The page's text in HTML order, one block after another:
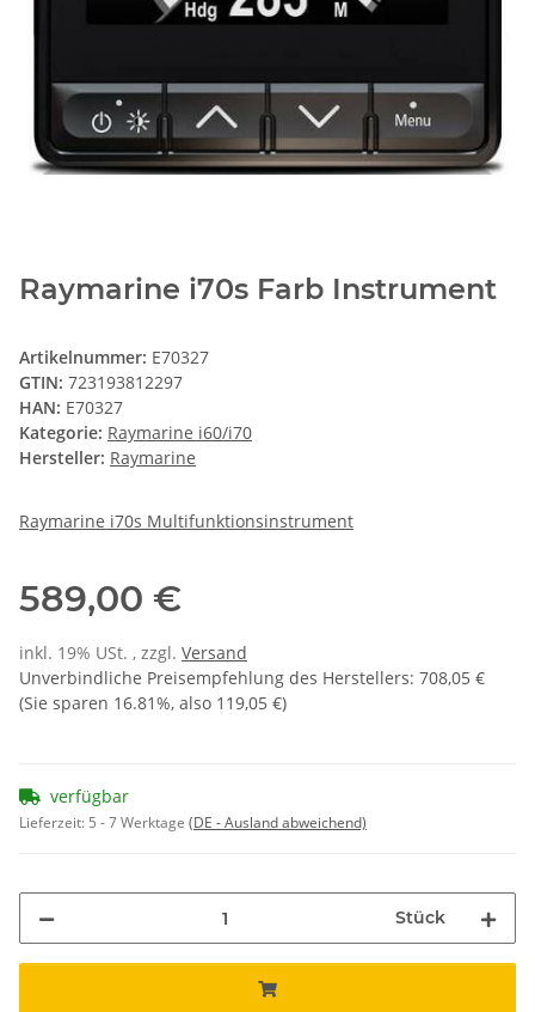
Raymarine i70s Farb Instrument
Artikelnummer: E70327
GTIN: 723193812297
HAN: E70327
Kategorie: Raymarine i60/i70
Hersteller: Raymarine
Raymarine i70s Multifunktionsinstrument
589,00 €
inkl. 19% USt. , zzgl. Versand
Unverbindliche Preisempfehlung des Herstellers: 708,05 €
(Sie sparen 16.81%, also 119,05 €)
verfügbar
Lieferzeit: 5 - 7 Werktage (DE - Ausland abweichend)
Stück